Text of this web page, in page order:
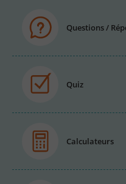
Questions /
Quiz
Calculateurs